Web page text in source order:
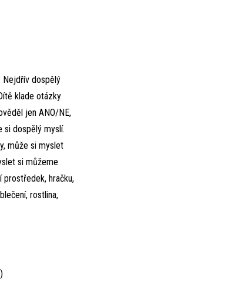
Nejdřív dospělý
klade otázky
jen ANO/NE,
si dospělý myslí.
může si myslet
si můžeme
prostředek, hračku,
rostlina,